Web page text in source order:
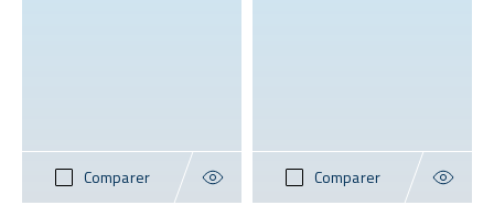
Comparer Comparer